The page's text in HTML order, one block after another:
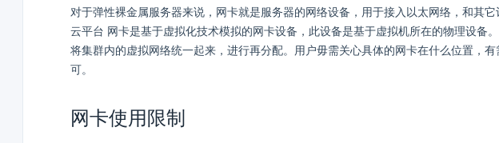
对于弹性裸金属服务器来说，网卡就是服务器的网络设备，用于接入以太网络，和其它
云平台 网卡是基于虚拟化技术模拟的网卡设备，此设备是基于虚拟机所在的物理设备
将集群内的虚拟网络统一起来，进行再分配。用户毋需关心具体的网卡在什么位置，有
可。
网卡使用限制